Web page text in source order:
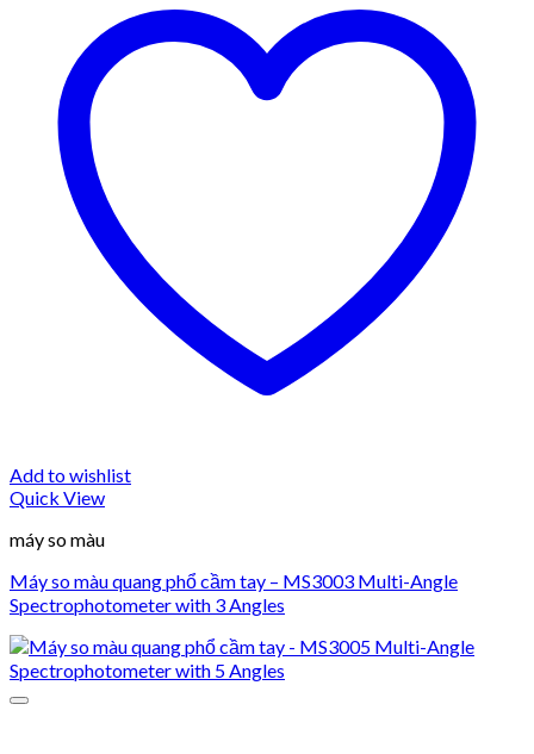
Add to wishlist
Quick View
máy so màu
Máy so màu quang phổ cầm tay – MS3003 Multi-Angle
Spectrophotometer with 3 Angles